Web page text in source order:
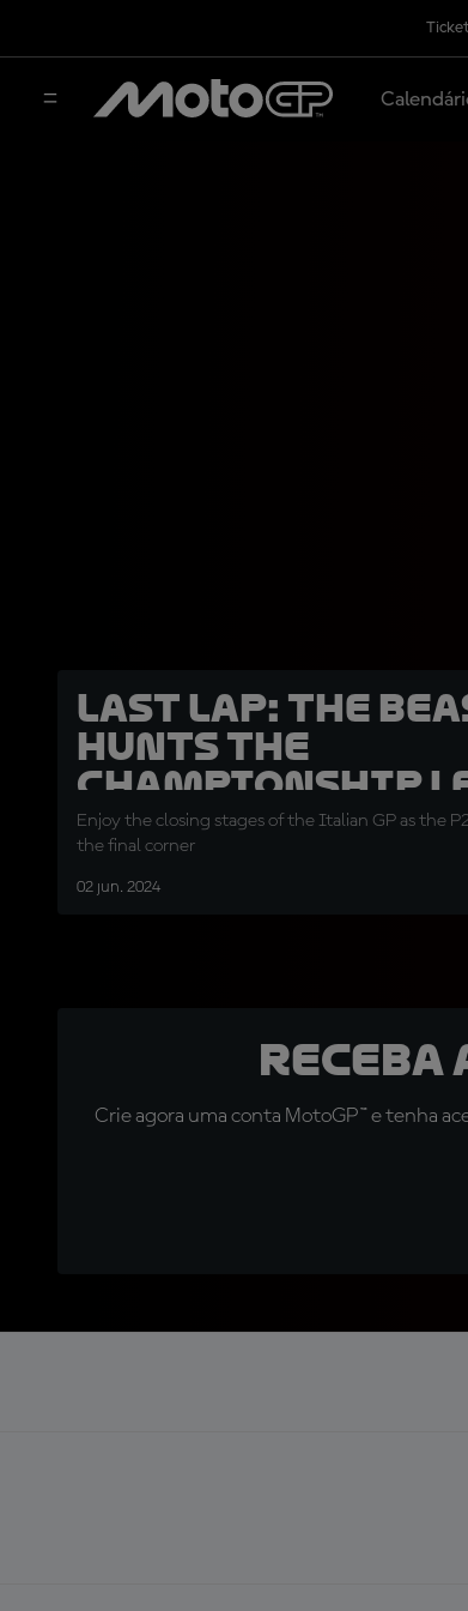
LAST LAP: The
hunts the
Championship
in podium
Enjoy the closing stages of the Italian GP as the
the final corner
02 jun. 2024
Crie agora uma conta MotoGP™ e tenha